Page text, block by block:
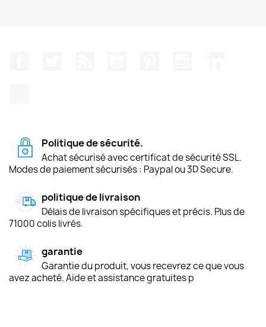
Politique de sécurité.
Achat sécurisé avec certificat de sécurité SSL.
Modes de paiement sécurisés : Paypal ou 3D Secure.
politique de livraison
Délais de livraison spécifiques et précis. Plus de
71000 colis livrés.
garantie
Garantie du produit, vous recevrez ce que vous
avez acheté. Aide et assistance gratuites p